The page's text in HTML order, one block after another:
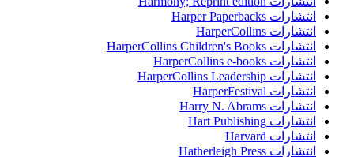
انتشارات Harper Paperbacks
انتشارات HarperCollins
انتشارات HarperCollins Children's Books
انتشارات HarperCollins e-books
انتشارات HarperCollins Leadership
انتشارات HarperFestival
انتشارات Harry N. Abrams
انتشارات Hart Publishing
انتشارات Harvard
انتشارات Hatherleigh Press